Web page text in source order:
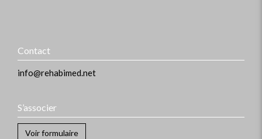
Contact
info@rehabimed.net
S’associer
Voir formulaire